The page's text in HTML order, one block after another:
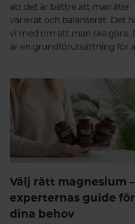
att det är bättre att man äter
varierat och balanserat. Det
vi med om att man ska göra.
är en grundförutsättning för
med så ska vi dela ett av de
hälsohacken vi vet för att
optimalt tillgodogöra dig
näringen från den mat du äter.
Välj rätt magnesium –
experternas guide för
dina behov